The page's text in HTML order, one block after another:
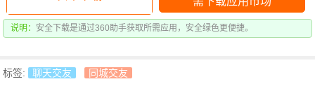
说明： 安全下载是通过360助手获取所需应用，安全绿色更便捷。
标签: 聊天交友 同城交友